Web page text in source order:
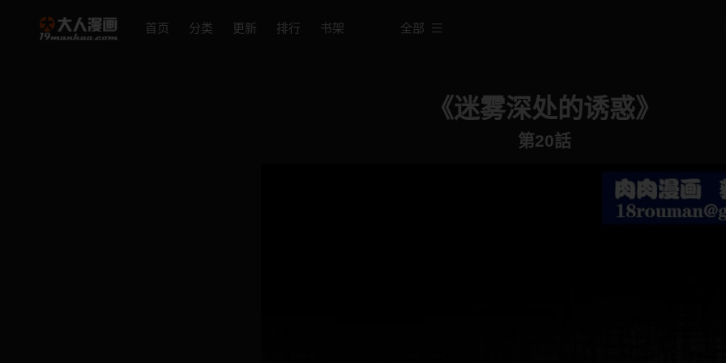
首页 分类 更新 排行 书架 全部
《迷雾深处的诱惑》
第20話